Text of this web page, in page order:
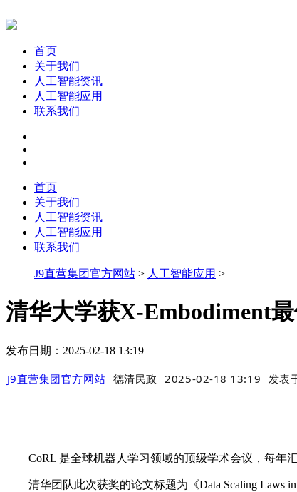
首页
关于我们
人工智能资讯
人工智能应用
联系我们
首页
关于我们
人工智能资讯
人工智能应用
联系我们
J9直营集团官方网站 > 人工智能应用 >
清华大学获X-Embodiment
发布日期：2025-02-18 13:19
J9直营集团官方网站 德清民政 2025-02-18 13:19 发表
CoRL 是全球机器人学习领域的顶级学术会议，每年汇
清华团队此次获奖的论文标题为《Data Scaling Laws in